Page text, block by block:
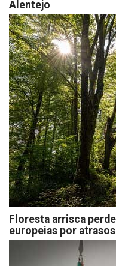
Alentejo
Floresta arrisca
europeias por